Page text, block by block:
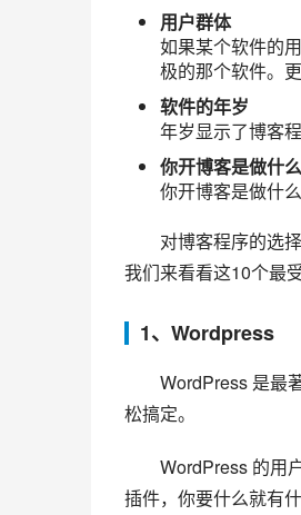
用户群体
如果某个软件的
极的那个软件。
软件的年岁
年岁显示了博客
你开博客是做什
你开博客是做什
对博客程序的选
我们来看看这10个最
1、Wordpress
WordPress 是最
松搞定。
WordPress 的用
插件，你要什么就有